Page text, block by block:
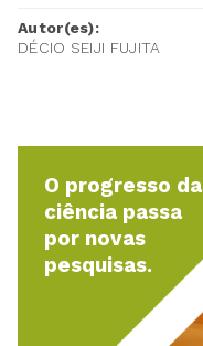
Autor(es):
DÉCIO SEIJI FUJITA
O progresso da
ciência passa
por novas
pesquisas.